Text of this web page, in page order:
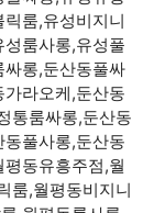
룸,유성비지니
룸사롱,유성풀
롱,둔산동풀싸
라오케,둔산동
통룸싸롱,둔산동
풀사롱,둔산동
동유흥주점,월
룸,월평동비지니